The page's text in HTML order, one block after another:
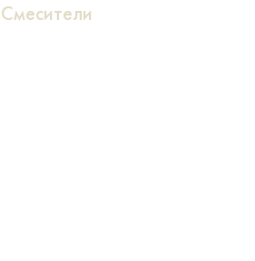
Смесители